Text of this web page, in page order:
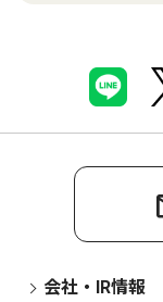
会社・IR情報